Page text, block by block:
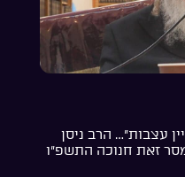
עצבות”… הרב ניסן
זאת חנוכה התשפ”ו